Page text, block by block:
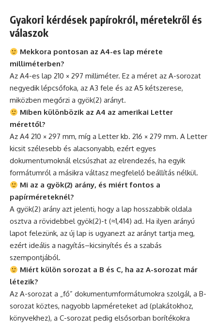
Gyakori kérdések papírokról, méretekről és
válaszok
Mekkora pontosan az A4-es lap mérete
milliméterben?
Az A4-es lap 210 × 297 milliméter. Ez a méret az A-sorozat
negyedik lépcsőfoka, az A3 fele és az A5 kétszerese,
miközben megőrzi a gyök(2) arányt.
Miben különbözik az A4 az amerikai Letter
mérettől?
Az A4 210 × 297 mm, míg a Letter kb. 216 × 279 mm. A Letter
kicsit szélesebb és alacsonyabb, ezért egyes
dokumentumoknál elcsúszhat az elrendezés, ha egyik
formátumról a másikra váltasz megfelelő beállítás nélkül.
Mi az a gyök(2) arány, és miért fontos a
papírméreteknél?
A gyök(2) arány azt jelenti, hogy a lap hosszabbik oldala
osztva a rövidebbel gyök(2)-t (≈1,414) ad. Ha ilyen arányú
lapot felezünk, az új lap is ugyanezt az arányt tartja meg,
ezért ideális a nagyítás–kicsinyítés és a szabás
szempontjából.
Miért külön sorozat a B és C, ha az A-sorozat már
létezik?
Az A-sorozat a „fő” dokumentumformátumokra szolgál, a B-
sorozat köztes, nagyobb lapméreteket ad (plakátokhoz,
könyvekhez), a C-sorozat pedig elsősorban borítékokra